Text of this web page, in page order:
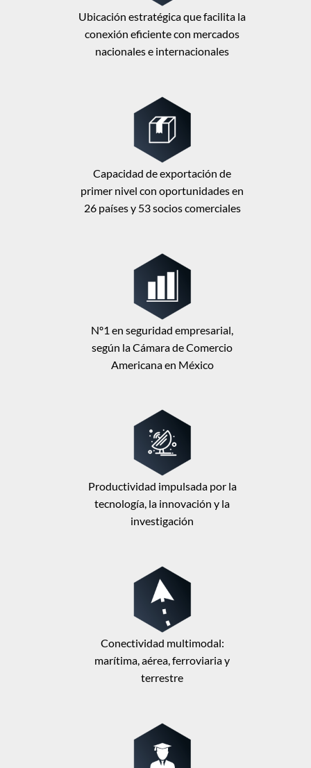
Ubicación estratégica que facilita la
conexión eficiente con mercados
nacionales e internacionales
Capacidad de exportación de
primer nivel con oportunidades en
26 países y 53 socios comerciales
Nº1 en seguridad empresarial,
según la Cámara de Comercio
Americana en México
Productividad impulsada por la
tecnología, la innovación y la
investigación
Conectividad multimodal:
marítima, aérea, ferroviaria y
terrestre